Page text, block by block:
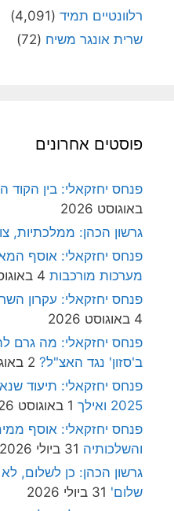
רלוונטיים תמיד (4,091)
שרית אונגר משיח (72)
פוסטים אחרונים
פנחס יחזקאלי: בין הקוד
באוגוסט 2026
גרשון הכהן: ממלכתיות,
פנחס יחזקאלי: אוסף
מערכות מורכבות 4 באוגוסט 2026
פנחס יחזקאלי: עקרון
4 באוגוסט 2026
פנחס יחזקאלי: מה גרם
ב'סזון' נגד האצ"ל? 2 באוגוסט 2026
פנחס יחזקאלי: תיעוד
2025 ואילך
1 באוגוסט 2026
פנחס יחזקאלי: אוסף
והשלכותיה 31 ביולי 2026
גרשון הכהן: כן לשלום,
שלום' 31 ביולי 2026